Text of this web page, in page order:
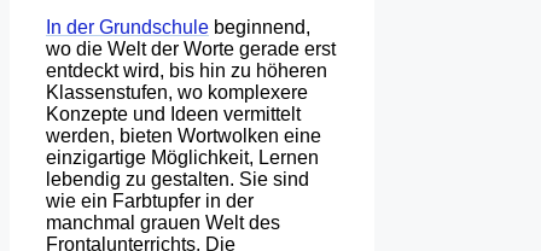
In der Grundschule beginnend,
wo die Welt der Worte gerade erst
entdeckt wird, bis hin zu höheren
Klassenstufen, wo komplexere
Konzepte und Ideen vermittelt
werden, bieten Wortwolken eine
einzigartige Möglichkeit, Lernen
lebendig zu gestalten. Sie sind
wie ein Farbtupfer in der
manchmal grauen Welt des
Frontalunterrichts. Die